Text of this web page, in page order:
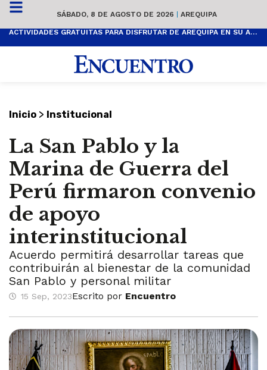
SÁBADO, 8 DE AGOSTO DE 2026 | AREQUIPA
ACTIVIDADES GRATUITAS PARA DISFRUTAR DE AREQUIPA EN SU ANIVERSARIO
Inicio > Institucional
La San Pablo y la
Marina de Guerra del
Perú firmaron convenio
de apoyo
interinstitucional
Acuerdo permitirá desarrollar tareas que
contribuirán al bienestar de la comunidad
San Pablo y personal militar
15 Sep, 2023Escrito por Encuentro